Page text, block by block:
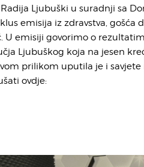
Ljubuški u suradnji sa
emisija iz zdravstva, gošća
U emisiji govorimo o
Ljubuškog koja na jesen
prilikom uputila je i
ovdje: